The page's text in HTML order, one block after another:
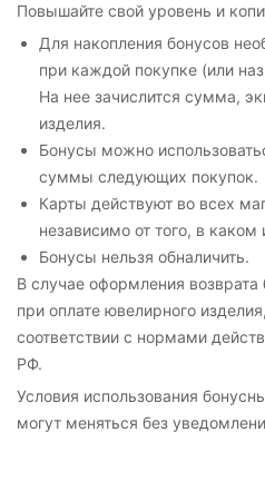
Повышайте свой уровень и
Для накопления бонусов
при каждой покупке (или
На нее зачислится сумма,
изделия.
Бонусы можно
суммы следующих покупок.
Карты действуют во всех
независимо от того, в
Бонусы нельзя обналичить.
В случае оформления
при оплате ювелирного
соответствии с нормами
РФ.
Условия использования
могут меняться без